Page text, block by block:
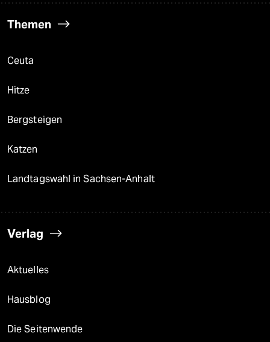
Themen
Ceuta
Hitze
Bergsteigen
Katzen
Landtagswahl in Sachsen-Anhalt
Verlag
Aktuelles
Hausblog
Die Seitenwende